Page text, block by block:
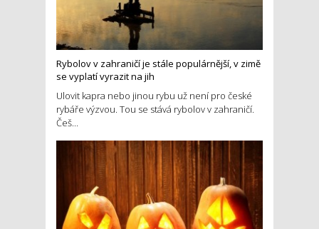
Rybolov v zahraničí je stále populárnější, v zimě
se vyplatí vyrazit na jih
Ulovit kapra nebo jinou rybu už není pro české
rybáře výzvou. Tou se stává rybolov v zahraničí.
Češ...